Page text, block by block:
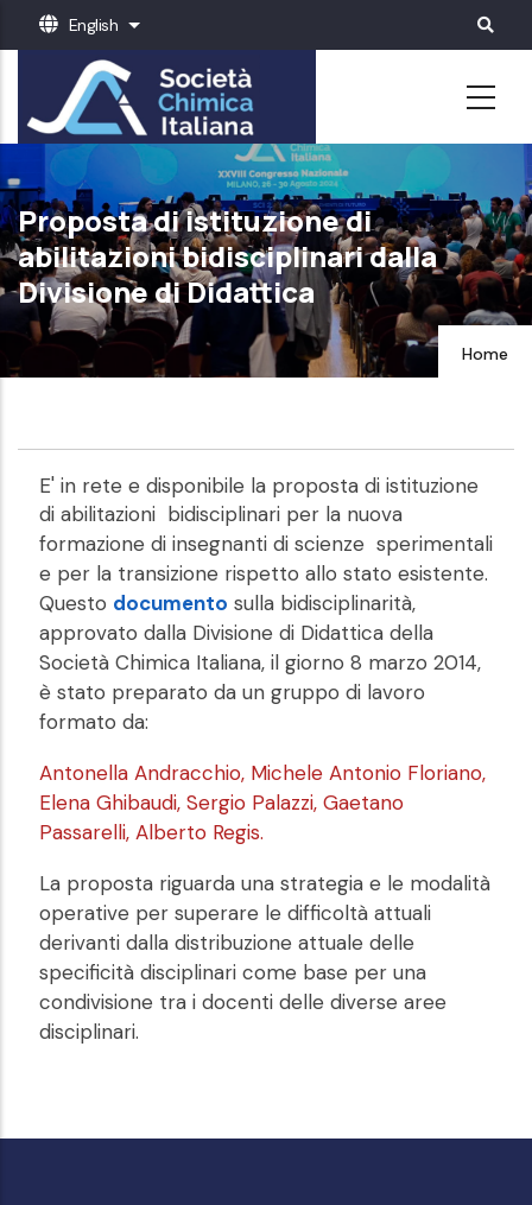
content
English List additional actions
Proposta di istituzione di
abilitazioni bidisciplinari dalla
Divisione di Didattica
Home
E' in rete e disponibile la proposta di istituzione
di abilitazioni bidisciplinari per la nuova
formazione di insegnanti di scienze sperimentali
e per la transizione rispetto allo stato esistente.
Questo documento sulla bidisciplinarità,
approvato dalla Divisione di Didattica della
Società Chimica Italiana, il giorno 8 marzo 2014,
è stato preparato da un gruppo di lavoro
formato da:
Antonella Andracchio, Michele Antonio Floriano,
Elena Ghibaudi, Sergio Palazzi, Gaetano
Passarelli, Alberto Regis.
La proposta riguarda una strategia e le modalità
operative per superare le difficoltà attuali
derivanti dalla distribuzione attuale delle
specificità disciplinari come base per una
condivisione tra i docenti delle diverse aree
disciplinari.